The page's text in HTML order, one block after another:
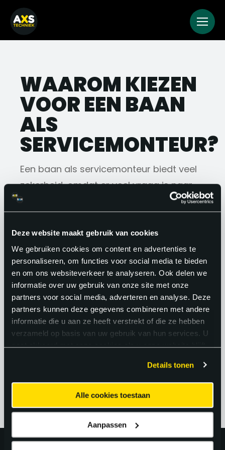
Deze website maakt gebruik van cookies
We gebruiken cookies om content en advertenties te
personaliseren, om functies voor social media te bieden
en om ons websiteverkeer te analyseren. Ook delen we
informatie over uw gebruik van onze site met onze
partners voor social media, adverteren en analyse. Deze
partners kunnen deze gegevens combineren met andere
informatie die u aan ze heeft verstrekt of die ze hebben
verzameld op basis van uw gebruik van hun services. U
gaat akkoord met onze cookies als u onze website blijft
Details tonen
Alle cookies toestaan
Aanpassen
WAAROM KIEZEN
VOOR EEN BAAN
ALS
SERVICEMONTEUR?
Een baan als servicemonteur biedt veel
zekerheid, omdat er veel vraag is naar
vakbekwame monteurs in verschillende
dag is hetzelfde en servicemonteurs
werken op verschillende locaties en met
uiteenlopende systemen. Bovendien
biedt de functie toekomstperspectief.
Technische installaties worden steeds
complexer en slimmer, waardoor
servicemonteurs zich continu kunnen
ontwikkelen en hun kennis kunnen